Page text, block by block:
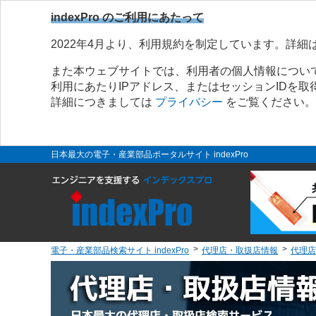
indexPro のご利用にあたって
2022年4月より、利用規約を制定しています。詳細
また本ウェブサイトでは、利用者の個人情報につ
利用にあたりIPアドレス、またはセッションIDを
詳細につきましては プライバシー をご覧ください。
日本最大の電子・産業部品ポータルサイト indexPro
電子・産業部品検索サイト indexPro 代理店・取扱店情報 代理